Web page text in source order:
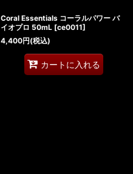
Coral Essentials コーラルパワー バ
イオプロ 50mL [ce0011]
4,400円(税込)
カートに入れる